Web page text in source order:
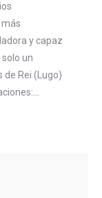
y capaz
un
de Rei (Lugo)